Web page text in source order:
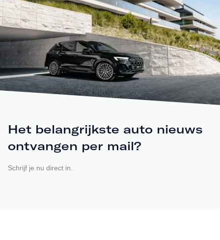
Het belangrijkste auto nieuws
ontvangen per mail?
Schrijf je nu direct in.